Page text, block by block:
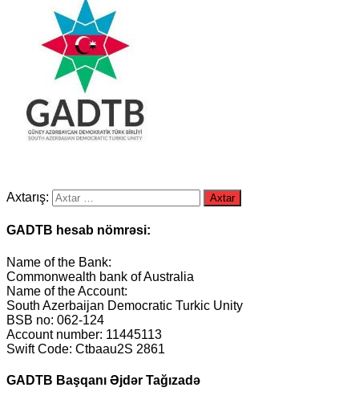
Axtarış:
GADTB hesab nömrəsi:
Name of the Bank:
Commonwealth bank of Australia
Name of the Account:
South Azerbaijan Democratic Turkic Unity
BSB no: 062-124
Account number: 11445113
Swift Code: Ctbaau2S 2861
GADTB Başqanı Əjdər Tağızadə